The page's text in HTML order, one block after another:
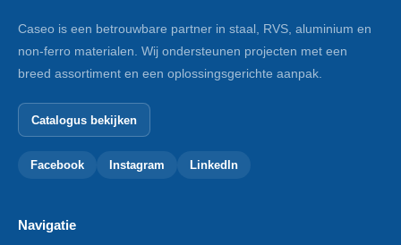
Caseo is een betrouwbare partner in staal, RVS, aluminium en
non-ferro materialen. Wij ondersteunen projecten met een
breed assortiment en een oplossingsgerichte aanpak.
Catalogus bekijken
Facebook Instagram LinkedIn
Navigatie